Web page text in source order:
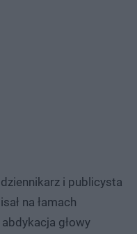
i publicysta
na łamach
głowy